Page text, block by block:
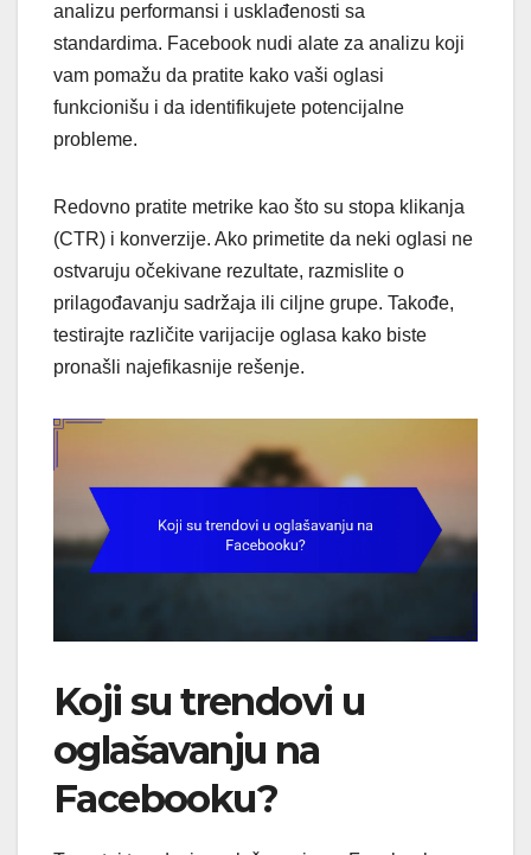
analizu performansi i usklađenosti sa
standardima. Facebook nudi alate za analizu koji
vam pomažu da pratite kako vaši oglasi
funkcionišu i da identifikujete potencijalne
probleme.
Redovno pratite metrike kao što su stopa klikanja
(CTR) i konverzije. Ako primetite da neki oglasi ne
ostvaruju očekivane rezultate, razmislite o
prilagođavanju sadržaja ili ciljne grupe. Takođe,
testirajte različite varijacije oglasa kako biste
pronašli najefikasnije rešenje.
Koji su trendovi u
oglašavanju na
Facebooku?